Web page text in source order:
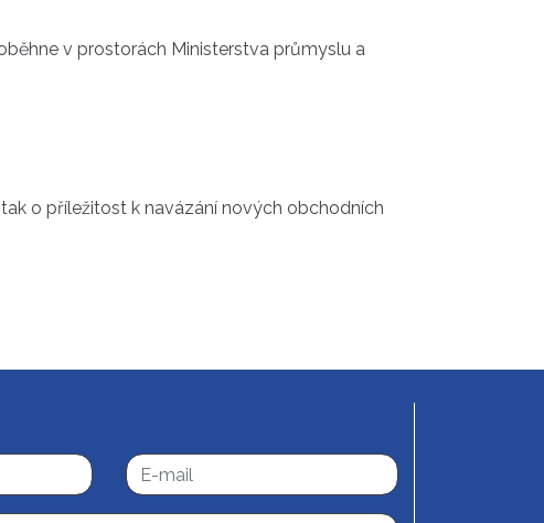
v prostorách Ministerstva průmyslu a
o příležitost k navázání nových obchodních